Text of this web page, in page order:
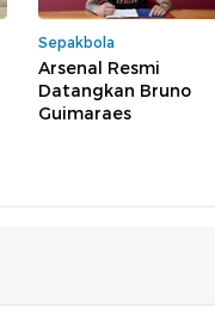
Sepakbola
Arsenal Resmi
Datangkan Bruno
Guimaraes